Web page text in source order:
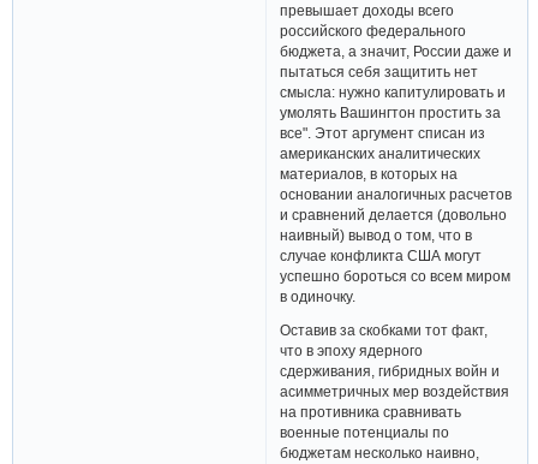
превышает доходы всего
российского федерального
бюджета, а значит, России даже и
пытаться себя защитить нет
смысла: нужно капитулировать и
умолять Вашингтон простить за
все". Этот аргумент списан из
американских аналитических
материалов, в которых на
основании аналогичных расчетов
и сравнений делается (довольно
наивный) вывод о том, что в
случае конфликта США могут
успешно бороться со всем миром
в одиночку.
Оставив за скобками тот факт,
что в эпоху ядерного
сдерживания, гибридных войн и
асимметричных мер воздействия
на противника сравнивать
военные потенциалы по
бюджетам несколько наивно,